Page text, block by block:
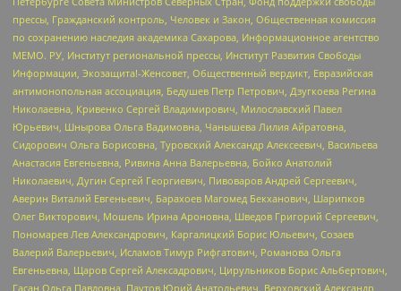
прессы, Гражданский контроль, Человек и Закон, Общественная комиссия
по сохранению наследия академика Сахарова, Информационное агентство
МЕМО. РУ, Институт региональной прессы, Институт Развития Свободы
Информации, Экозащита!-Женсовет, Общественный вердикт, Евразийская
антимонопольная ассоциация, Бедушев Петр Петрович, Дзугкоева Регина
Николаевна, Кривенко Сергей Владимирович, Милославский Павел
Юрьевич, Шнырова Ольга Вадимовна, Чанышева Лилия Айратовна,
Сидорович Ольга Борисовна, Туровский Александр Алексеевич, Васильева
Анастасия Евгеньевна, Ривина Анна Валерьевна, Бойко Анатолий
Николаевич, Дугин Сергей Георгиевич, Пивоваров Андрей Сергеевич,
Аверин Виталий Евгеньевич, Барахоев Магомед Бекханович, Шарипков
Олег Викторович, Мошель Ирина Ароновна, Шведов Григорий Сергеевич,
Пономарев Лев Александрович, Каргалицкий Борис Юльевич, Созаев
Валерий Валерьевич, Исламов Тимур Рифгатович, Романова Ольга
Евгеньевна, Щаров Сергей Алексадрович, Цирульников Борис Альбертович,
Гасан Ольга Павловна, Паутов Юрий Анатольевич, Верховский Александр